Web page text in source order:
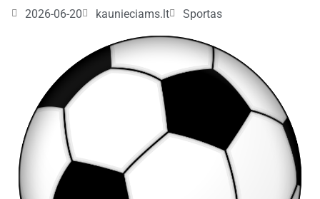
2026-06-20 kaunieciams.lt Sportas